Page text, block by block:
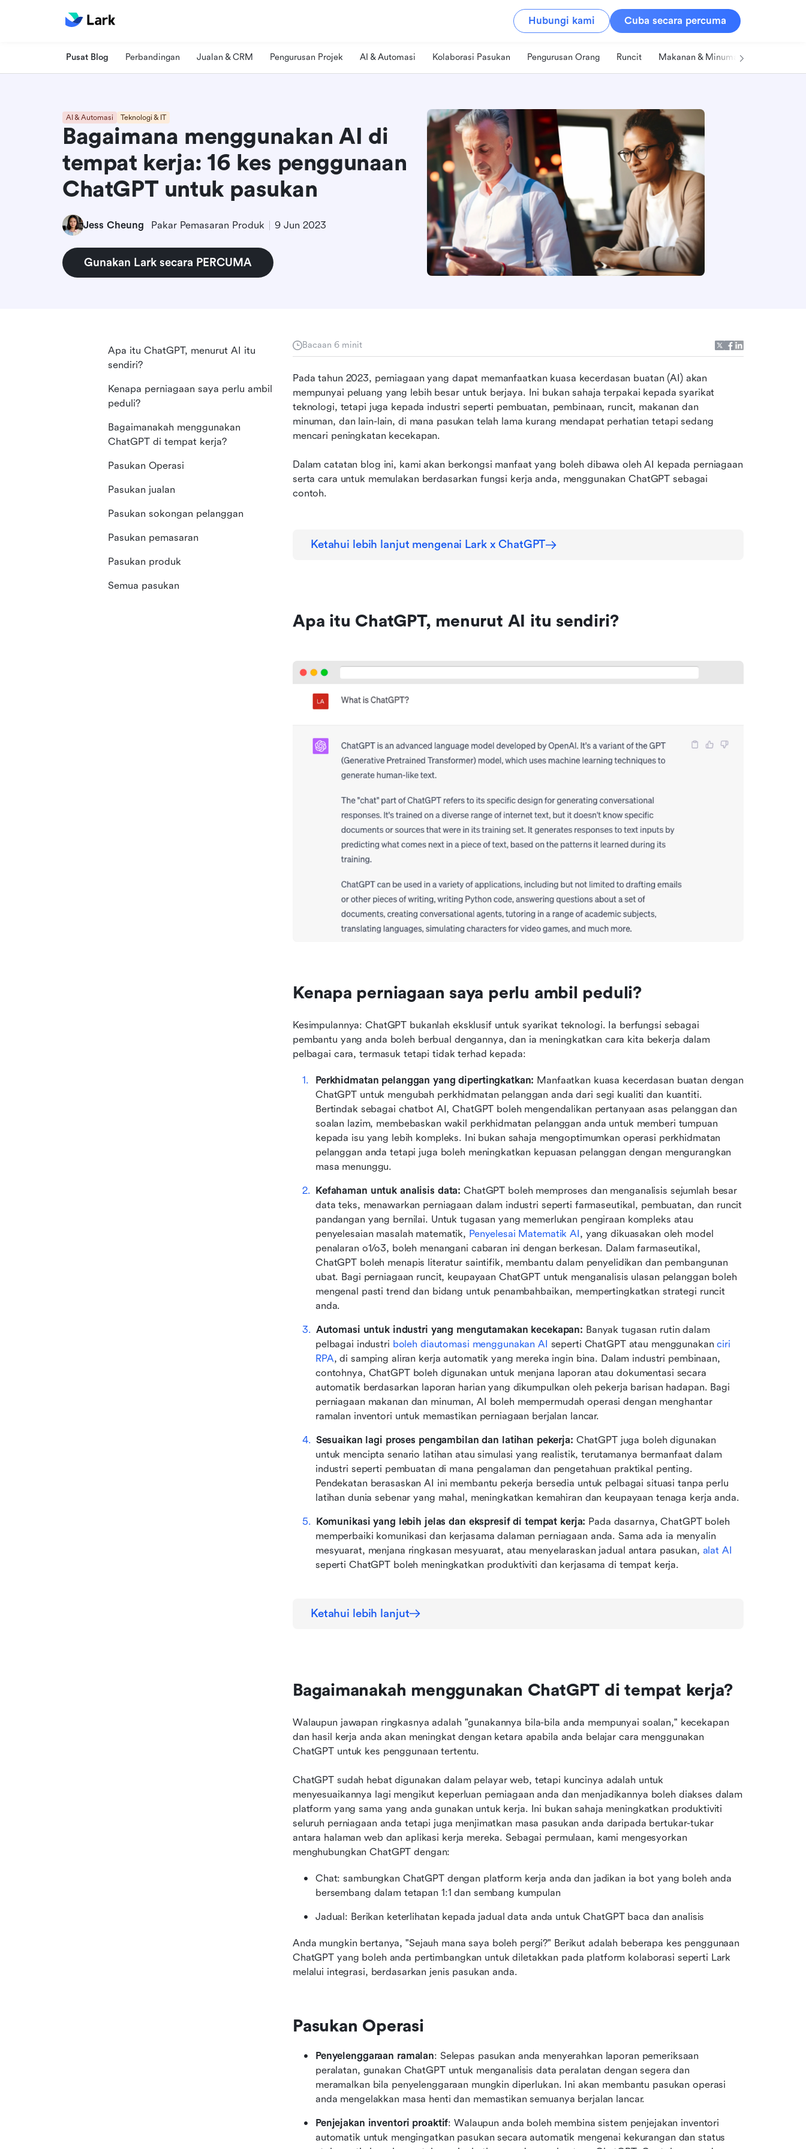
Hubungi kami Cuba secara percuma
Pusat Blog Perbandingan Jualan & CRM Pengurusan Projek AI & Automasi Kolaborasi Pasukan Pengurusan Orang Runcit Makanan & Minuman
AI & Automasi Teknologi & IT
Bagaimana menggunakan AI di
tempat kerja: 16 kes penggunaan
ChatGPT untuk pasukan
Jess Cheung Pakar Pemasaran Produk 9 Jun 2023
Gunakan Lark secara PERCUMA
Bacaan 6 minit
Pada tahun 2023, perniagaan yang dapat memanfaatkan kuasa kecerdasan buatan (AI) akan
mempunyai peluang yang lebih besar untuk berjaya. Ini bukan sahaja terpakai kepada syarikat
teknologi, tetapi juga kepada industri seperti pembuatan, pembinaan, runcit, makanan dan
minuman, dan lain-lain, di mana pasukan telah lama kurang mendapat perhatian tetapi sedang
mencari peningkatan kecekapan.
Dalam catatan blog ini, kami akan berkongsi manfaat yang boleh dibawa oleh AI kepada perniagaan
serta cara untuk memulakan berdasarkan fungsi kerja anda, menggunakan ChatGPT sebagai
contoh.
Ketahui lebih lanjut mengenai Lark x ChatGPT
Apa itu ChatGPT, menurut AI itu sendiri?
Kenapa perniagaan saya perlu ambil peduli?
Kesimpulannya: ChatGPT bukanlah eksklusif untuk syarikat teknologi. Ia berfungsi sebagai
pembantu yang anda boleh berbual dengannya, dan ia meningkatkan cara kita bekerja dalam
pelbagai cara, termasuk tetapi tidak terhad kepada:
Perkhidmatan pelanggan yang dipertingkatkan: Manfaatkan kuasa kecerdasan buatan dengan
ChatGPT untuk mengubah perkhidmatan pelanggan anda dari segi kualiti dan kuantiti.
Bertindak sebagai chatbot AI, ChatGPT boleh mengendalikan pertanyaan asas pelanggan dan
soalan lazim, membebaskan wakil perkhidmatan pelanggan anda untuk memberi tumpuan
kepada isu yang lebih kompleks. Ini bukan sahaja mengoptimumkan operasi perkhidmatan
pelanggan anda tetapi juga boleh meningkatkan kepuasan pelanggan dengan mengurangkan
masa menunggu.
Kefahaman untuk analisis data: ChatGPT boleh memproses dan menganalisis sejumlah besar
data teks, menawarkan perniagaan dalam industri seperti farmaseutikal, pembuatan, dan runcit
pandangan yang bernilai. Untuk tugasan yang memerlukan pengiraan kompleks atau
penyelesaian masalah matematik, Penyelesai Matematik AI, yang dikuasakan oleh model
penalaran o1/o3, boleh menangani cabaran ini dengan berkesan. Dalam farmaseutikal,
ChatGPT boleh menapis literatur saintifik, membantu dalam penyelidikan dan pembangunan
ubat. Bagi perniagaan runcit, keupayaan ChatGPT untuk menganalisis ulasan pelanggan boleh
mengenal pasti trend dan bidang untuk penambahbaikan, mempertingkatkan strategi runcit
anda.
Automasi untuk industri yang mengutamakan kecekapan: Banyak tugasan rutin dalam
pelbagai industri boleh diautomasi menggunakan AI seperti ChatGPT atau menggunakan ciri
RPA, di samping aliran kerja automatik yang mereka ingin bina. Dalam industri pembinaan,
contohnya, ChatGPT boleh digunakan untuk menjana laporan atau dokumentasi secara
automatik berdasarkan laporan harian yang dikumpulkan oleh pekerja barisan hadapan. Bagi
perniagaan makanan dan minuman, AI boleh mempermudah operasi dengan menghantar
ramalan inventori untuk memastikan perniagaan berjalan lancar.
Sesuaikan lagi proses pengambilan dan latihan pekerja: ChatGPT juga boleh digunakan
untuk mencipta senario latihan atau simulasi yang realistik, terutamanya bermanfaat dalam
industri seperti pembuatan di mana pengalaman dan pengetahuan praktikal penting.
Pendekatan berasaskan AI ini membantu pekerja bersedia untuk pelbagai situasi tanpa perlu
latihan dunia sebenar yang mahal, meningkatkan kemahiran dan keupayaan tenaga kerja anda.
Komunikasi yang lebih jelas dan ekspresif di tempat kerja: Pada dasarnya, ChatGPT boleh
memperbaiki komunikasi dan kerjasama dalaman perniagaan anda. Sama ada ia menyalin
mesyuarat, menjana ringkasan mesyuarat, atau menyelaraskan jadual antara pasukan, alat AI
seperti ChatGPT boleh meningkatkan produktiviti dan kerjasama di tempat kerja.
Ketahui lebih lanjut
Bagaimanakah menggunakan ChatGPT di tempat kerja?
Walaupun jawapan ringkasnya adalah "gunakannya bila-bila anda mempunyai soalan," kecekapan
dan hasil kerja anda akan meningkat dengan ketara apabila anda belajar cara menggunakan
ChatGPT untuk kes penggunaan tertentu.
ChatGPT sudah hebat digunakan dalam pelayar web, tetapi kuncinya adalah untuk
menyesuaikannya lagi mengikut keperluan perniagaan anda dan menjadikannya boleh diakses dalam
platform yang sama yang anda gunakan untuk kerja. Ini bukan sahaja meningkatkan produktiviti
seluruh perniagaan anda tetapi juga menjimatkan masa pasukan anda daripada bertukar-tukar
antara halaman web dan aplikasi kerja mereka. Sebagai permulaan, kami mengesyorkan
menghubungkan ChatGPT dengan:
Chat: sambungkan ChatGPT dengan platform kerja anda dan jadikan ia bot yang boleh anda
bersembang dalam tetapan 1:1 dan sembang kumpulan
Jadual: Berikan keterlihatan kepada jadual data anda untuk ChatGPT baca dan analisis
Anda mungkin bertanya, "Sejauh mana saya boleh pergi?" Berikut adalah beberapa kes penggunaan
ChatGPT yang boleh anda pertimbangkan untuk diletakkan pada platform kolaborasi seperti Lark
melalui integrasi, berdasarkan jenis pasukan anda.
Pasukan Operasi
Penyelenggaraan ramalan: Selepas pasukan anda menyerahkan laporan pemeriksaan
peralatan, gunakan ChatGPT untuk menganalisis data peralatan dengan segera dan
meramalkan bila penyelenggaraan mungkin diperlukan. Ini akan membantu pasukan operasi
anda mengelakkan masa henti dan memastikan semuanya berjalan lancar.
Penjejakan inventori proaktif: Walaupun anda boleh membina sistem penjejakan inventori
automatik untuk mengingatkan pasukan secara automatik mengenai kekurangan dan status
Apa itu ChatGPT, menurut AI itu
sendiri?
Kenapa perniagaan saya perlu ambil
peduli?
Bagaimanakah menggunakan
ChatGPT di tempat kerja?
Pasukan Operasi
Pasukan jualan
Pasukan sokongan pelanggan
Pasukan pemasaran
Pasukan produk
Semua pasukan